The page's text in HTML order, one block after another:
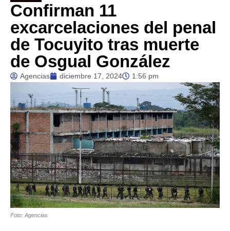
Confirman 11
excarcelaciones del penal
de Tocuyito tras muerte
de Osgual González
Agencias diciembre 17, 2024 1:56 pm
Foto: Agencias